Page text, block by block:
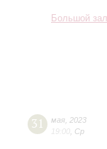
Большой зал
31 мая 2023
19:00 Ср